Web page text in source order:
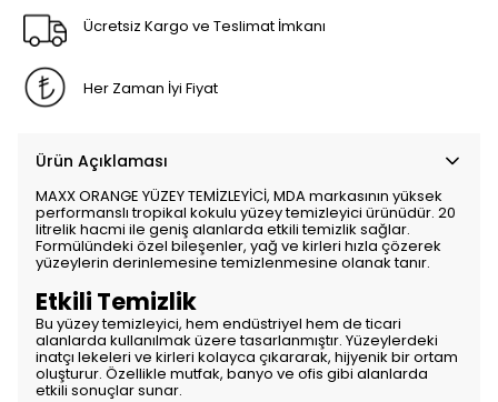
Ücretsiz Kargo ve Teslimat İmkanı
Her Zaman İyi Fiyat
Ürün Açıklaması
MAXX ORANGE YÜZEY TEMİZLEYİCİ, MDA markasının yüksek
performanslı tropikal kokulu yüzey temizleyici ürünüdür. 20
litrelik hacmi ile geniş alanlarda etkili temizlik sağlar.
Formülündeki özel bileşenler, yağ ve kirleri hızla çözerek
yüzeylerin derinlemesine temizlenmesine olanak tanır.
Etkili Temizlik
Bu yüzey temizleyici, hem endüstriyel hem de ticari
alanlarda kullanılmak üzere tasarlanmıştır. Yüzeylerdeki
inatçı lekeleri ve kirleri kolayca çıkararak, hijyenik bir ortam
oluşturur. Özellikle mutfak, banyo ve ofis gibi alanlarda
etkili sonuçlar sunar.